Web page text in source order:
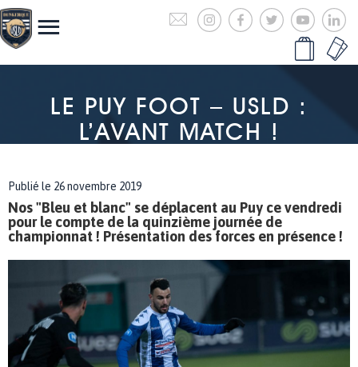
LE PUY FOOT – USLD :
L’AVANT MATCH !
Publié le 26 novembre 2019
Nos "Bleu et blanc" se déplacent au Puy ce vendredi
pour le compte de la quinzième journée de
championnat ! Présentation des forces en présence !